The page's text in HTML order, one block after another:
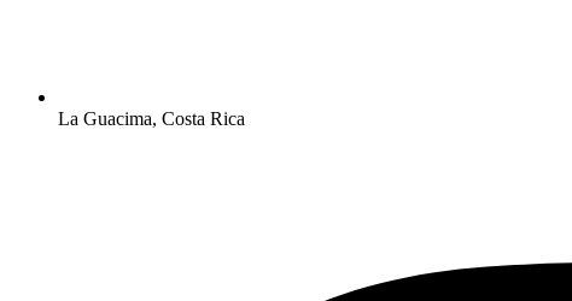
La Guacima, Costa Rica